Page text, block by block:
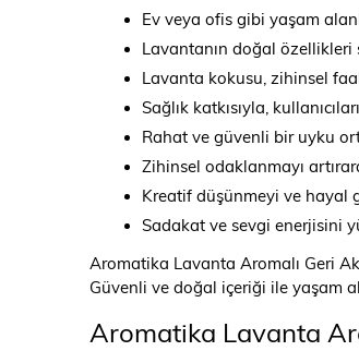
Ev veya ofis gibi yaşam
Lavantanın doğal özellikleri
Lavanta kokusu, zihinsel
Sağlık katkısıyla,
Rahat ve güvenli bir uyku
Zihinsel odaklanmayı
Kreatif düşünmeyi ve hayal
Sadakat ve sevgi enerjisini
Aromatika Lavanta Aromalı Geri
Güvenli ve doğal içeriği ile yaşam
Aromatika Lavanta